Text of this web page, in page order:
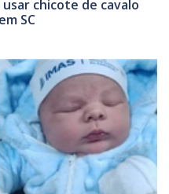
chicote de cavalo
SC